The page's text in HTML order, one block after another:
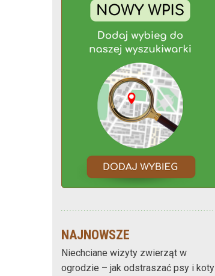
NAJNOWSZE
Niechciane wizyty zwierząt w
ogrodzie – jak odstraszać psy i koty